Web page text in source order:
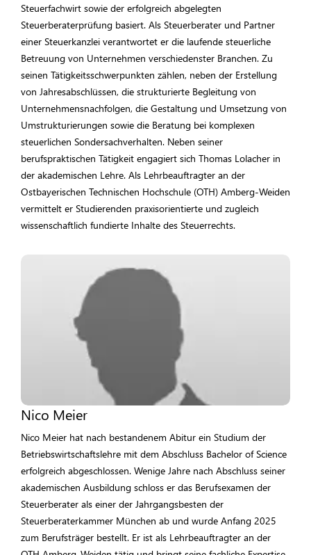
Steuerfachwirt sowie der erfolgreich abgelegten
Steuerberaterprüfung basiert. Als Steuerberater und Partner
einer Steuerkanzlei verantwortet er die laufende steuerliche
Betreuung von Unternehmen verschiedenster Branchen. Zu
seinen Tätigkeitsschwerpunkten zählen, neben der Erstellung
von Jahresabschlüssen, die strukturierte Begleitung von
Unternehmensnachfolgen, die Gestaltung und Umsetzung von
Umstrukturierungen sowie die Beratung bei komplexen
steuerlichen Sondersachverhalten. Neben seiner
berufspraktischen Tätigkeit engagiert sich Thomas Lolacher in
der akademischen Lehre. Als Lehrbeauftragter an der
Ostbayerischen Technischen Hochschule (OTH) Amberg-Weiden
vermittelt er Studierenden praxisorientierte und zugleich
wissenschaftlich fundierte Inhalte des Steuerrechts.
Nico Meier
Nico Meier hat nach bestandenem Abitur ein Studium der
Betriebswirtschaftslehre mit dem Abschluss Bachelor of Science
erfolgreich abgeschlossen. Wenige Jahre nach Abschluss seiner
akademischen Ausbildung schloss er das Berufsexamen der
Steuerberater als einer der Jahrgangsbesten der
Steuerberaterkammer München ab und wurde Anfang 2025
zum Berufsträger bestellt. Er ist als Lehrbeauftragter an der